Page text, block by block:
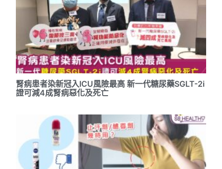
腎病患者染新冠入ICU風險最高 新一代糖尿藥SGLT-2i
證可減4成腎病惡化及死亡